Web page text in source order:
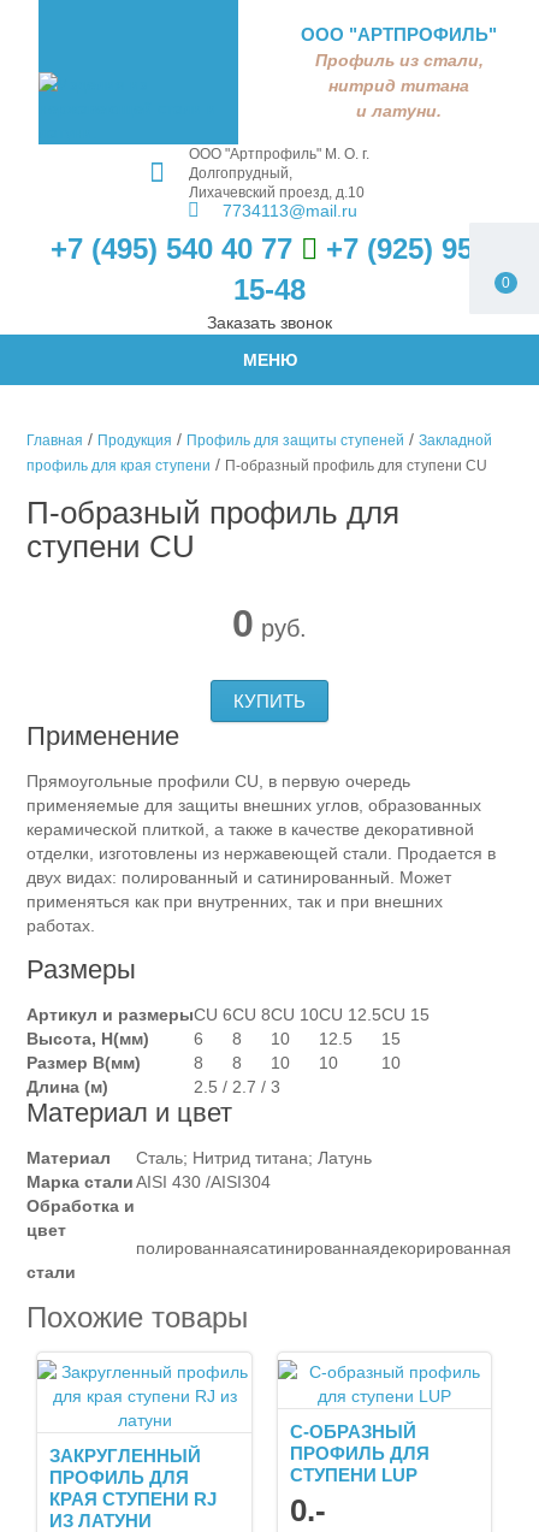
0
ООО "АРТПРОФИЛЬ"
Профиль из стали,
нитрид титана
и латуни.
ООО "Артпрофиль" М. О. г.
Долгопрудный,
Лихачевский проезд, д.10
7734113@mail.ru
+7 (495) 540 40 77
+7 (925) 959
15-48
Заказать звонок
МЕНЮ
Главная / Продукция / Профиль для защиты ступеней /Закладной
профиль для края ступени / П-образный профиль для ступени CU
П-образный профиль для
ступени CU
0 руб.
КУПИТЬ
Применение
Прямоугольные профили CU, в первую очередь
применяемые для защиты внешних углов, образованных
керамической плиткой, а также в качестве декоративной
отделки, изготовлены из нержавеющей стали. Продается в
двух видах: полированный и сатинированный. Может
применяться как при внутренних, так и при внешних
работах.
Размеры
Артикул и размерыCU 6CU 8CU 10CU 12.5CU 15
Высота, Н(мм)
6 8 10 12.5
15
Размер В(мм)
8 8 10 10
10
Длина (м)
2.5 / 2.7 / 3
Материал и цвет
Материал
Сталь; Нитрид титана; Латунь
Марка стали AISI 430 /AISI304
Обработка и
цвет
стали
полированнаясатинированнаядекорированная
Похожие товары
ЗАКРУГЛЕННЫЙ
ПРОФИЛЬ ДЛЯ
КРАЯ СТУПЕНИ RJ
ИЗ ЛАТУНИ
C-ОБРАЗНЫЙ
ПРОФИЛЬ ДЛЯ
СТУПЕНИ LUP
0.-